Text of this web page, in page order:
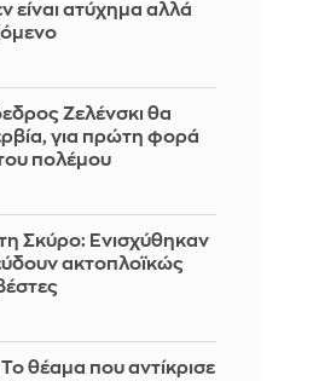
είναι ατύχημα αλλά
Ζελένσκι θα
για πρώτη φορά
πολέμου
Σκύρο: Ενισχύθηκαν
ακτοπλοϊκώς
θέαμα που αντίκρισε